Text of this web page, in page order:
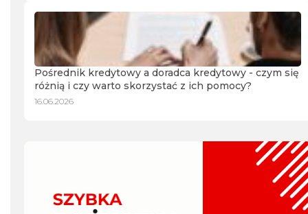
Pośrednik kredytowy a doradca kredytowy - czym się
różnią i czy warto skorzystać z ich pomocy?
16.06.2026